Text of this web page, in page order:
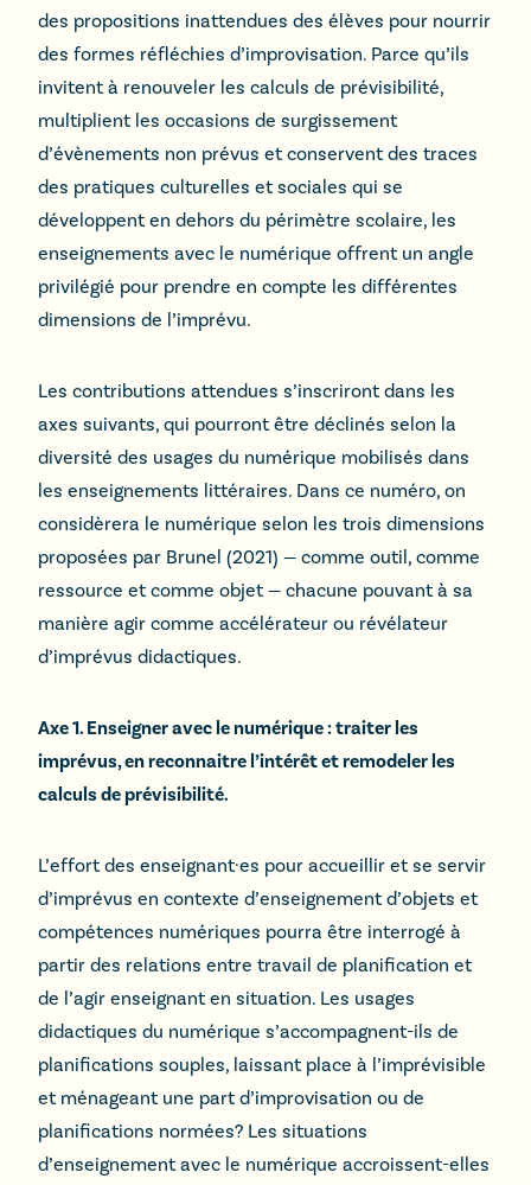
des propositions inattendues des élèves pour nourrir
des formes réfléchies d’improvisation. Parce qu’ils
invitent à renouveler les calculs de prévisibilité,
multiplient les occasions de surgissement
d’évènements non prévus et conservent des traces
des pratiques culturelles et sociales qui se
développent en dehors du périmètre scolaire, les
enseignements avec le numérique offrent un angle
privilégié pour prendre en compte les différentes
dimensions de l’imprévu.
Les contributions attendues s’inscriront dans les
axes suivants, qui pourront être déclinés selon la
diversité des usages du numérique mobilisés dans
les enseignements littéraires. Dans ce numéro, on
considèrera le numérique selon les trois dimensions
proposées par Brunel (2021) — comme outil, comme
ressource et comme objet — chacune pouvant à sa
manière agir comme accélérateur ou révélateur
d’imprévus didactiques.
Axe 1. Enseigner avec le numérique : traiter les
imprévus, en reconnaitre l’intérêt et remodeler les
calculs de prévisibilité.
L’effort des enseignant·es pour accueillir et se servir
d’imprévus en contexte d’enseignement d’objets et
compétences numériques pourra être interrogé à
partir des relations entre travail de planification et
de l’agir enseignant en situation. Les usages
didactiques du numérique s’accompagnent-ils de
planifications souples, laissant place à l’imprévisible
et ménageant une part d’improvisation ou de
planifications normées? Les situations
d’enseignement avec le numérique accroissent-elles